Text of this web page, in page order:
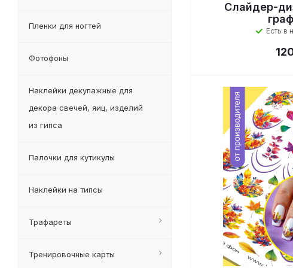
Слайдер-
Есть в
Пленки для ногтей
Фотофоны
Наклейки декупажные для
декора свечей, яиц, изделий
из гипса
Палочки для кутикулы
Наклейки на типсы
Трафареты
Тренировочные карты